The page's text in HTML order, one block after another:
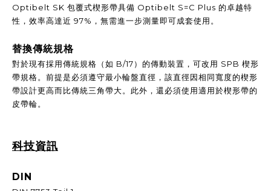
Optibelt SK 包覆式楔形帶具備 Optibelt S=C Plus 的卓越特
性，效率高達近 97%，無需進一步測量即可成套使用。
替換傳統規格
對於現有採用傳統規格（如 B/17）的傳動裝置，可改用 SPB 楔形
帶規格。前提是必須遵守最小輪盤直徑，該直徑因相同寬度的楔形
帶設計更高而比傳統三角帶大。此外，還必須使用適用於楔形帶的
皮帶輪。
科技資訊
DIN